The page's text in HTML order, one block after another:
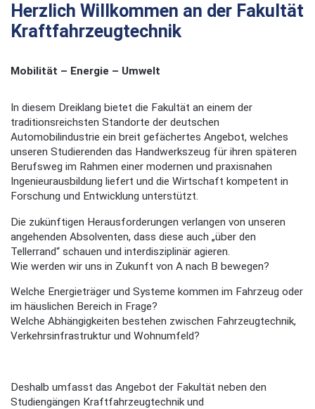
Herzlich Willkommen an der Fakultät
Kraftfahrzeugtechnik
Mobilität – Energie – Umwelt
In diesem Dreiklang bietet die Fakultät an einem der
traditionsreichsten Standorte der deutschen
Automobilindustrie ein breit gefächertes Angebot, welches
unseren Studierenden das Handwerkszeug für ihren späteren
Berufsweg im Rahmen einer modernen und praxisnahen
Ingenieurausbildung liefert und die Wirtschaft kompetent in
Forschung und Entwicklung unterstützt.
Die zukünftigen Herausforderungen verlangen von unseren
angehenden Absolventen, dass diese auch „über den
Tellerrand“ schauen und interdisziplinär agieren.
Wie werden wir uns in Zukunft von A nach B bewegen?
Welche Energieträger und Systeme kommen im Fahrzeug oder
im häuslichen Bereich in Frage?
Welche Abhängigkeiten bestehen zwischen Fahrzeugtechnik,
Verkehrsinfrastruktur und Wohnumfeld?
Deshalb umfasst das Angebot der Fakultät neben den
Studiengängen Kraftfahrzeugtechnik und